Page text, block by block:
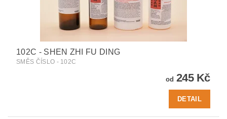
102C - SHEN ZHI FU DING
SMĚS ČÍSLO - 102C
od 245 Kč
DETAIL